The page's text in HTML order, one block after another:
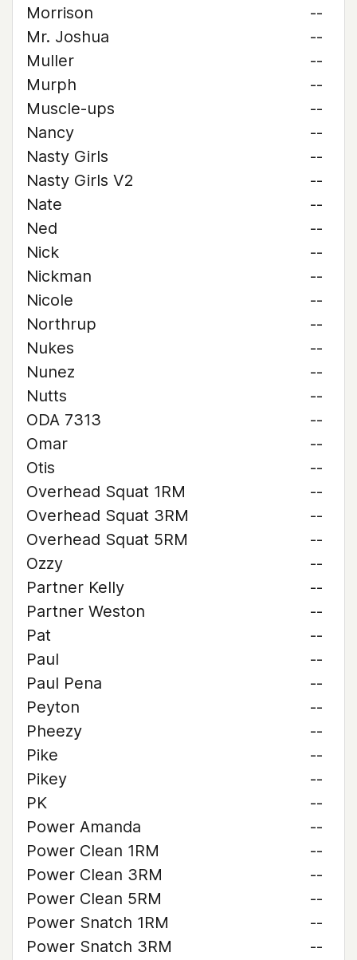
Morrison
--
Mr. Joshua
--
Muller
--
Murph
--
Muscle-ups
--
Nancy
--
Nasty Girls
--
Nasty Girls V2
--
Nate
--
Ned
--
Nick
--
Nickman
--
Nicole
--
Northrup
--
Nukes
--
Nunez
--
Nutts
--
ODA 7313
--
Omar
--
Otis
--
Overhead Squat 1RM
--
Overhead Squat 3RM
--
Overhead Squat 5RM
--
Ozzy
--
Partner Kelly
--
Partner Weston
--
Pat
--
Paul
--
Paul Pena
--
Peyton
--
Pheezy
--
Pike
--
Pikey
--
PK
--
Power Amanda
--
Power Clean 1RM
--
Power Clean 3RM
--
Power Clean 5RM
--
Power Snatch 1RM
--
Power Snatch 3RM
--